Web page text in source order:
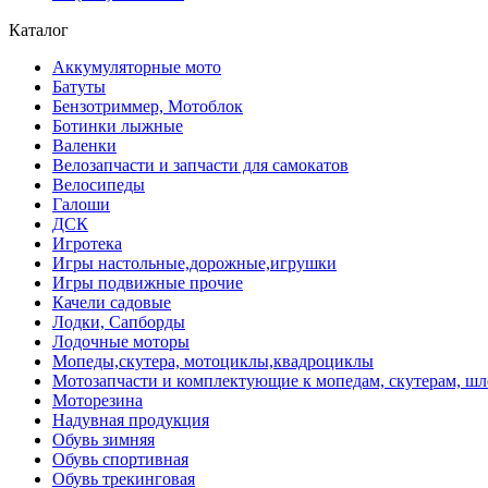
Каталог
Аккумуляторные мото
Батуты
Бензотриммер, Мотоблок
Ботинки лыжные
Валенки
Велозапчасти и запчасти для самокатов
Велосипеды
Галоши
ДСК
Игротека
Игры настольные,дорожные,игрушки
Игры подвижные прочие
Качели садовые
Лодки, Сапборды
Лодочные моторы
Мопеды,скутера, мотоциклы,квадроциклы
Мотозапчасти и комплектующие к мопедам, скутерам,
Моторезина
Надувная продукция
Обувь зимняя
Обувь спортивная
Обувь трекинговая